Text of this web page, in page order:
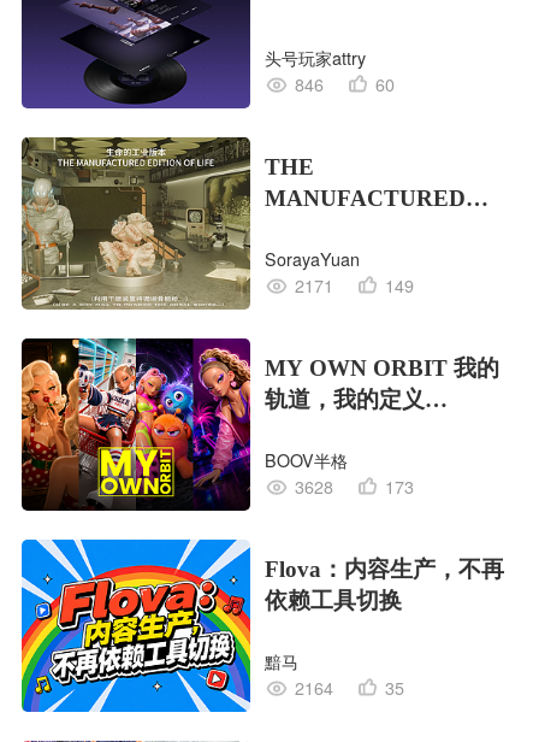
头号玩家attry
846
60
THE
MANUFACTURED
的工业版本
SorayaYuan
2171
149
MY OWN ORBIT 我的
轨道，我的定义
对
BOOV半格
3628
173
Flova：内容生产，不再
依赖工具切换
黯马
2164
35